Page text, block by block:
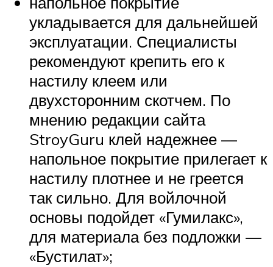
укладывается для дальнейшей
эксплуатации. Специалисты
рекомендуют крепить его к
настилу клеем или
двухсторонним скотчем. По
мнению редакции сайта
StroyGuru клей надежнее —
напольное покрытие прилегает к
настилу плотнее и не греется
так сильно. Для войлочной
основы подойдет «Гумилакс»,
для материала без подложки —
«Бустилат»;